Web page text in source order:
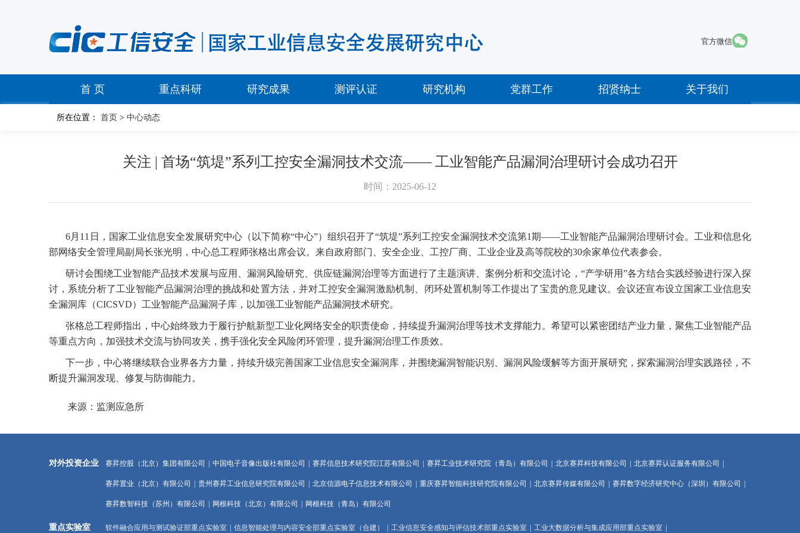
官方微信 ·
首 页 重点科研 研究成果 测评认证 研究机构 党群工作 招贤纳士 关于我们
所在位置： 首页 >中心动态
关注 | 首场“筑堤”系列工控安全漏洞技术交流—— 工业智能产品漏洞治理研讨会成功召开
时间：2025-06-12
6月 11 日，国家工业信息安全发展研究中心（以下简称“中心”）组织召开了“筑堤”系列工控安全漏洞技术交流第1期——工业智能产品漏洞治理研讨会。工业和信息化
部网络安全管理局副局长张光明，中心总工程师张格出席会议。来自政府部门、安全企业、工控厂商、工业企业及高等院校的30余家单位代表参会。
研讨会围绕工业智能产品技术发展与应用、漏洞风险研究、供应链漏洞治理等方面进行了主题演讲、案例分析和交流讨论，“产学研用”各方结合实践经验进行深入探
讨，系统分析了工业智能产品漏洞治理的挑战和处置方法，并对工控安全漏洞激励机制、闭环处置机制等工作提出了宝贵的意见建议。会议还宣布设立国家工业信息安
全漏洞库（CICSVD）工业智能产品漏洞子库，以加强工业智能产品漏洞技术研究。
张格总工程师指出，中心始终致力于履行护航新型工业化网络安全的职责使命，持续提升漏洞治理等技术支撑能力。希望可以紧密团结产业力量，聚焦工业智能产品
等重点方向，加强技术交流与协同攻关，携手强化安全风险闭环管理，提升漏洞治理工作质效。
下一步，中心将继续联合业界各方力量，持续升级完善国家工业信息安全漏洞库，并围绕漏洞智能识别、漏洞风险缓解等方面开展研究，探索漏洞治理实践路径，不
断提升漏洞发现、修复与防御能力。
来源：监测应急所
对外投资企业 赛昇控股（北京）集团有限公司 中国电子音像出版社有限公司 赛昇信息技术研究院江苏有限公司 赛昇工业技术研究院（青岛）有限公司 北京赛昇科技有限公司 北京赛昇认证服务有限公司
赛昇置业（北京）有限公司 贵州赛昇工业信息研究院有限公司 北京信源电子信息技术有限公司 重庆赛昇智能科技研究院有限公司 北京赛昇传媒有限公司 赛昇数字经济研究中心（深圳）有限公司
赛昇数智科技（苏州）有限公司 网根科技（北京）有限公司 网根科技（青岛）有限公司
重点实验室 软件融合应用与测试验证部重点实验室 信息智能处理与内容安全部重点实验室（合建） 工业信息安全感知与评估技术部重点实验室 工业大数据分析与集成应用部重点实验室